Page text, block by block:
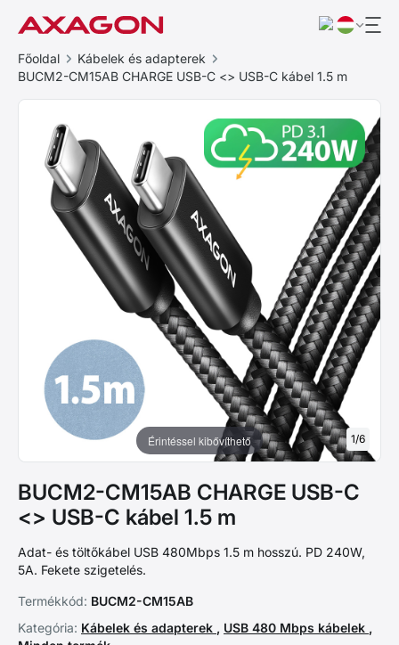
Főoldal
Kábelek és adapterek
BUCM2-CM15AB CHARGE USB-C <> USB-C kábel 1.5 m
Érintéssel kibővíthető 1/6
BUCM2-CM15AB CHARGE USB-C
<> USB-C kábel 1.5 m
Adat- és töltőkábel USB 480Mbps 1.5 m hosszú. PD 240W,
5A. Fekete szigetelés.
Termékkód: BUCM2-CM15AB
Kategória: Kábelek és adapterek , USB 480 Mbps kábelek ,